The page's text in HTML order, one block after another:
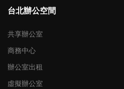
台北辦公空間
共享辦公室
商務中心
辦公室出租
虛擬辦公室